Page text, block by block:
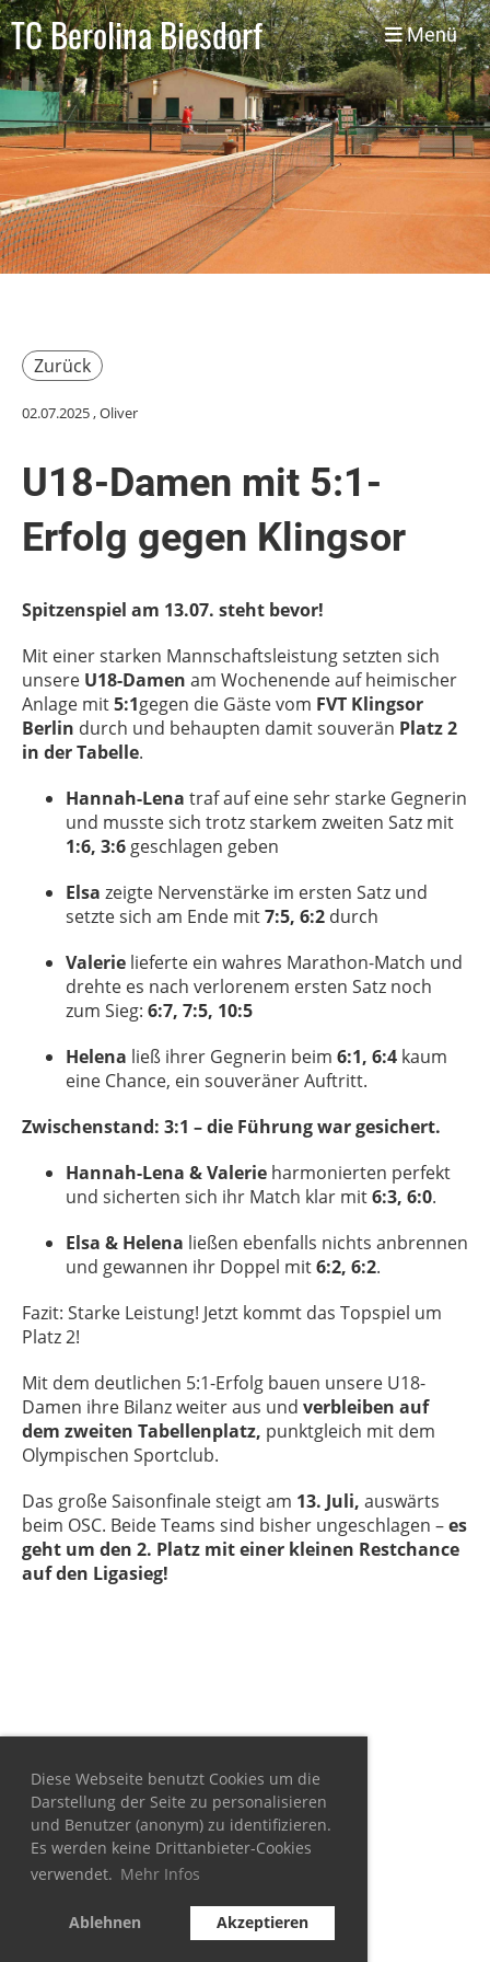
Diese Webseite benutzt Cookies um die
Darstellung der Seite zu personalisieren
und Benutzer (anonym) zu identifizieren.
Es werden keine Drittanbieter-Cookies
verwendet. Mehr Infos
Ablehnen Akzeptieren
TC Berolina Biesdorf Menü
Zurück
02.07.2025, Oliver
U18-Damen mit 5:1-
Erfolg gegen Klingsor
Spitzenspiel am 13.07. steht bevor!
Mit einer starken Mannschaftsleistung setzten sich
unsere U18-Damen am Wochenende auf heimischer
Anlage mit5:1gegen die Gäste vom FVT Klingsor
Berlin durch und behaupten damit souverän Platz 2
in der Tabelle.
Hannah-Lena traf auf eine sehr starke Gegnerin
und musste sich trotz starkem zweiten Satz mit
1:6, 3:6 geschlagen geben
Elsa zeigte Nervenstärke im ersten Satz und
setzte sich am Ende mit7:5, 6:2 durch
Valerie lieferte ein wahres Marathon-Match und
drehte es nach verlorenem ersten Satz noch
zum Sieg: 6:7, 7:5, 10:5
Helena ließ ihrer Gegnerin beim 6:1, 6:4 kaum
eine Chance, ein souveräner Auftritt.
Zwischenstand: 3:1 – die Führung war gesichert.
Hannah-Lena & Valerie harmonierten perfekt
und sicherten sich ihr Match klar mit6:3, 6:0.
Elsa & Helena ließen ebenfalls nichts anbrennen
und gewannen ihr Doppel mit6:2, 6:2.
Fazit: Starke Leistung! Jetzt kommt das Topspiel um
Platz 2!
Mit dem deutlichen 5:1-Erfolg bauen unsere U18-
Damen ihre Bilanz weiter aus und verbleiben auf
dem zweiten Tabellenplatz, punktgleich mit dem
Olympischen Sportclub.
Das große Saisonfinale steigt am 13. Juli, auswärts
beim OSC. Beide Teams sind bisher ungeschlagen –es
geht um den 2. Platz mit einer kleinen Restchance
auf den Ligasieg!